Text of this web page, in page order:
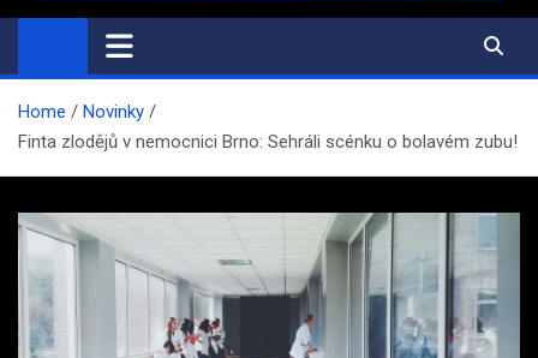
Home
Novinky
Finta zlodějů v nemocnici Brno: Sehráli scénku o bolavém zubu!